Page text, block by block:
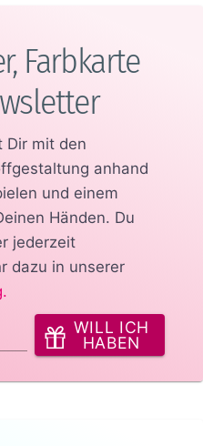
Farbkarte
Dir mit den
anhand
und einem
Händen. Du
jederzeit
dazu in unserer
.
WILL ICH
HABEN